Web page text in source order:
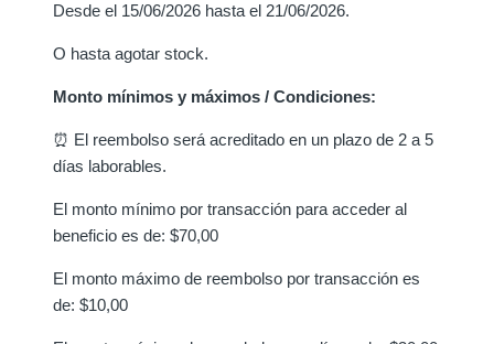
Desde el 15/06/2026 hasta el 21/06/2026.
O hasta agotar stock.
Monto mínimos y máximos / Condiciones:
⏰ El reembolso será acreditado en un plazo de 2 a 5
días laborables.
El monto mínimo por transacción para acceder al
beneficio es de: $70,00
El monto máximo de reembolso por transacción es
de: $10,00